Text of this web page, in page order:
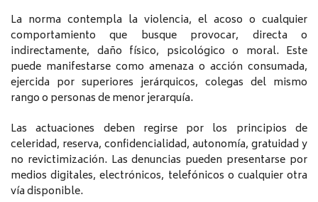
La norma contempla la violencia, el acoso o cualquier
comportamiento que busque provocar, directa o
indirectamente, daño físico, psicológico o moral. Este
puede manifestarse como amenaza o acción consumada,
ejercida por superiores jerárquicos, colegas del mismo
rango o personas de menor jerarquía.
Las actuaciones deben regirse por los principios de
celeridad, reserva, confidencialidad, autonomía, gratuidad y
no revictimización. Las denuncias pueden presentarse por
medios digitales, electrónicos, telefónicos o cualquier otra
vía disponible.